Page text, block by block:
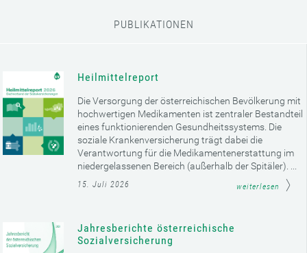
PUBLIKATIONEN
Heilmittelreport
Die Versorgung der österreichischen Bevölkerung mit
hochwertigen Medikamenten ist zentraler Bestandteil
eines funktionierenden Gesundheitssystems. Die
soziale Krankenversicherung trägt dabei die
Verantwortung für die Medikamentenerstattung im
niedergelassenen Bereich (außerhalb der Spitäler). ...
15. Juli 2026 weiterlesen
Jahresberichte österreichische
Sozialversicherung